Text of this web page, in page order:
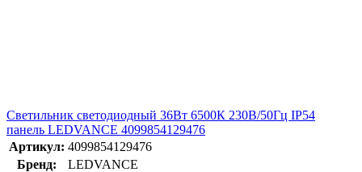
Светильник светодиодный 36Вт 6500К 230В/50Гц IP54
панель LEDVANCE 4099854129476
Артикул: 4099854129476
Бренд:
LEDVANCE